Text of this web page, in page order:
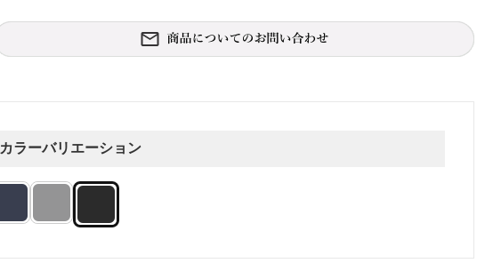
カラーバリエーション